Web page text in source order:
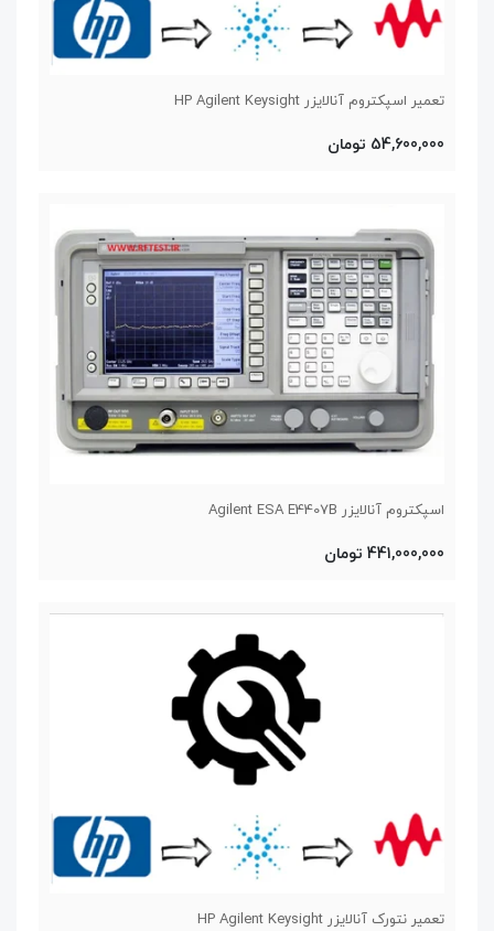
تعمیر اسپکتروم آنالایزر HP Agilent Keysight
54,600,000 تومان
اسپکتروم آنالایزر Agilent ESA E4407B
441,000,000 تومان
تعمیر نتورک آنالایزر HP Agilent Keysight